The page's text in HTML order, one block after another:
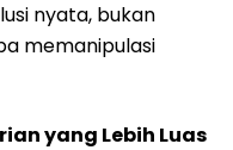
nyata, bukan
memanipulasi
yang Lebih Luas